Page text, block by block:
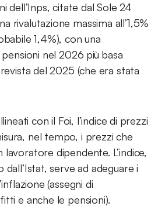
dell’Inps, citate dal Sole 24
rivalutazione massima all’1,5%
1,4%), con una
nel 2026 più basa
del 2025 (che era stata
con il Foi, l’indice di prezzi
nel tempo, i prezzi che
dipendente. L’indice,
dall’Istat, serve ad adeguare i
(assegni di
e anche le pensioni).